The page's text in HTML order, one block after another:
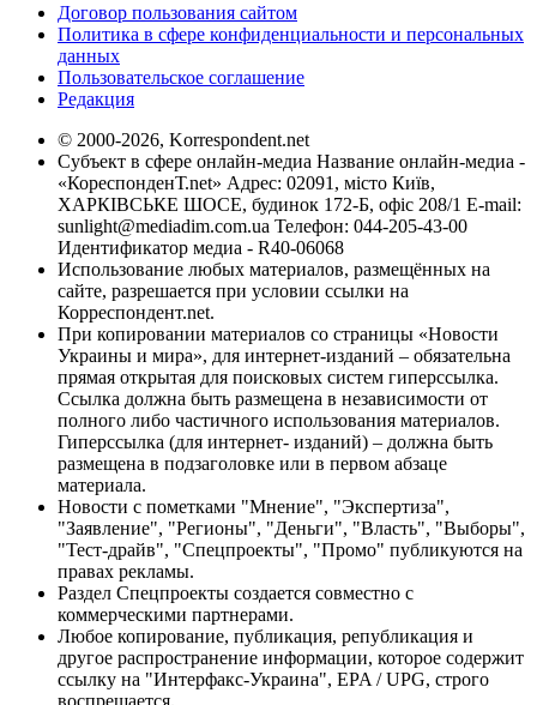
Договор пользования сайтом
Политика в сфере конфиденциальности и персональных
данных
Пользовательское соглашение
Редакция
© 2000-2026, Korrespondent.net
Субъект в сфере онлайн-медиа Название онлайн-медиа -
«КореспонденТ.net» Адрес: 02091, місто Київ,
ХАРКІВСЬКЕ ШОСЕ, будинок 172-Б, офіс 208/1 E-mail:
sunlight@mediadim.com.ua Телефон: 044-205-43-00
Идентификатор медиа - R40-06068
Использование любых материалов, размещённых на
сайте, разрешается при условии ссылки на
Корреспондент.net.
При копировании материалов со страницы «Новости
Украины и мира», для интернет-изданий – обязательна
прямая открытая для поисковых систем гиперссылка.
Ссылка должна быть размещена в независимости от
полного либо частичного использования материалов.
Гиперссылка (для интернет- изданий) – должна быть
размещена в подзаголовке или в первом абзаце
материала.
Новости с пометками "Мнение", "Экспертиза",
"Заявление", "Регионы", "Деньги", "Власть", "Выборы",
"Тест-драйв", "Спецпроекты", "Промо" публикуются на
правах рекламы.
Раздел Спецпроекты создается совместно с
коммерческими партнерами.
Любое копирование, публикация, републикация и
другое распространение информации, которое содержит
ссылку на "Интерфакс-Украина", EPA / UPG, строго
воспрещается.